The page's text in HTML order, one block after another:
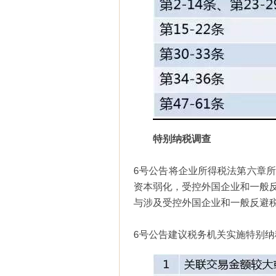
特别纳税调查
6号公告将企业所得税法第六章
资本弱化，受控外国企业和一般
与涉及受控外国企业和一般反避
6号公告建议税务机关实施特别